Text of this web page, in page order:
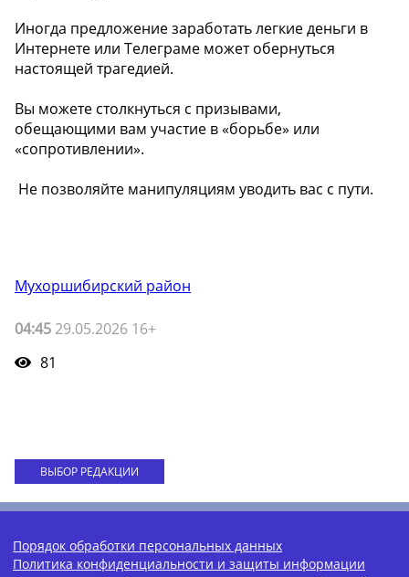
️Иногда предложение заработать легкие деньги в
Интернете или Телеграме может обернуться
настоящей трагедией.
Вы можете столкнуться с призывами,
обещающими вам участие в «борьбе» или
«сопротивлении».
️ Не позволяйте манипуляциям уводить вас с пути.
Мухоршибирский район
04:45 29.05.2026 16+
81
ВЫБОР РЕДАКЦИИ
Порядок обработки персональных данных
Политика конфиденциальности и защиты информации